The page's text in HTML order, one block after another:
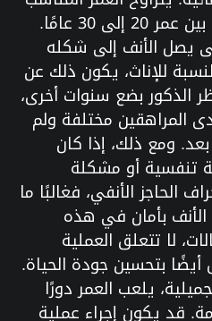
لإجراء عملية تجميل الأنف بين عمر 20 إلى 30 عامًا.
يصل الأنف إلى شكله
للإناث، يكون ذلك عن
ينتظر الذكور بضع سنوات أخرى،
المراهقين مختلفة ولم
ومع ذلك، إذا كان
تنفسية أو مشكلة
الحاجز الأنفي، فغالبًا ما
بأمان في هذه
لا تتعلق العملية
بتحسين جودة الحياة.
يلعب العمر دورًا
قد يكون إجراء عملية